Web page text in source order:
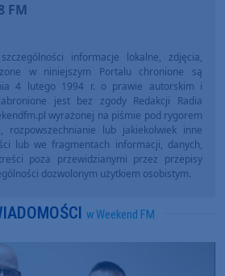
FM
informacje lokalne, zdjęcia,
w niniejszym Portalu chronione są
4 lutego 1994 r. o prawie autorskim i
jest bez zgody Redakcji Radia
wyrażonej na piśmie pod rygorem
rozpowszechnianie lub jakiekolwiek inne
lub we fragmentach informacji, danych,
poza przewidzianymi przez przepisy
dozwolonym użytkiem osobistym.
w Weekend FM